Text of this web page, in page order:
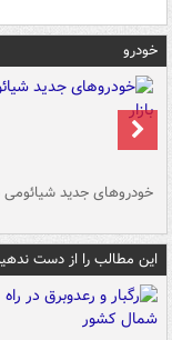
خودرو
خودروهای جدید شیائومی
این مطالب را از دست